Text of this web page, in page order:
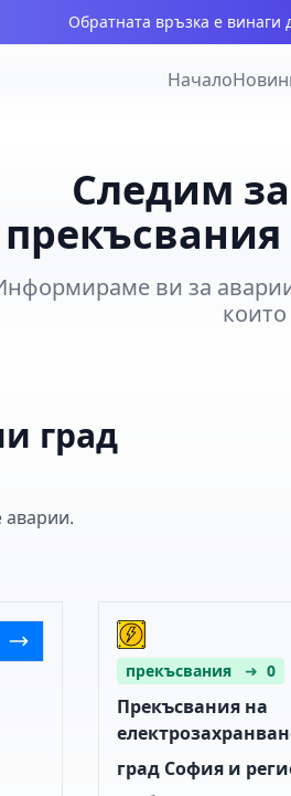
Обратната връзка е винаги
Начало
Следим
прекъсвания
ви за
град
аварии.
прекъсвания ➜ 0
Прекъсвания на
град София и